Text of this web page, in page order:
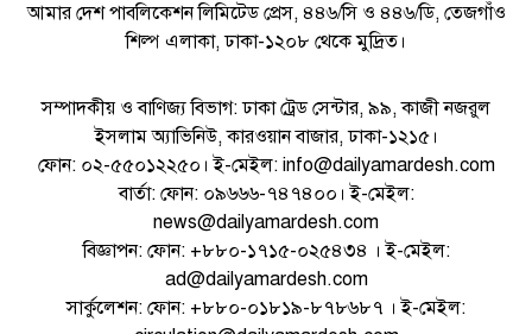
আমার দেশ পাবলিকেশন লিমিটেড প্রেস, ৪৪৬/সি ও ৪৪৬/ডি, তেজগাঁও
শিল্প এলাকা, ঢাকা-১২০৮ থেকে মুদ্রিত।
সম্পাদকীয় ও বাণিজ্য বিভাগ: ঢাকা ট্রেড সেন্টার, ৯৯, কাজী নজরুল
ইসলাম অ্যাভিনিউ, কারওয়ান বাজার, ঢাকা-১২১৫।
ফোন: ০২-৫৫০১২২৫০। ই-মেইল: info@dailyamardesh.com
বার্তা: ফোন: ০৯৬৬৬-৭৪৭৪০০। ই-মেইল:
news@dailyamardesh.com
বিজ্ঞাপন: ফোন: +৮৮০-১৭১৫-০২৫৪৩৪ । ই-মেইল:
ad@dailyamardesh.com
সার্কুলেশন: ফোন: +৮৮০-০১৮১৯-৮৭৮৬৮৭ । ই-মেইল: